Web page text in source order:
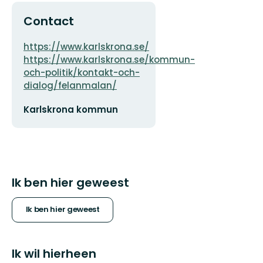
Contact
Adres
https://www.karlskrona.se/
https://www.karlskrona.se/kommun-
och-politik/kontakt-och-
dialog/felanmalan/
mailadres
Karlskrona kommun
Ik ben hier geweest
Ik ben hier geweest
Ik wil hierheen